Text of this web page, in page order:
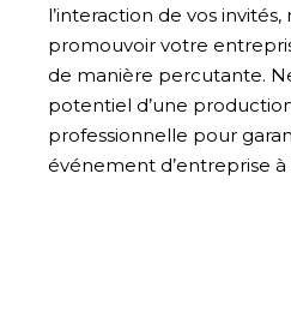
l’interaction de vos
promouvoir votre
de manière percutante.
potentiel d’une
professionnelle pour
événement d’entreprise à